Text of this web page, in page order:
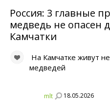
Россия: 3 главные
медведь не опасен
Камчатки
На Камчатке живут
медведей
mlt 18.05.2026